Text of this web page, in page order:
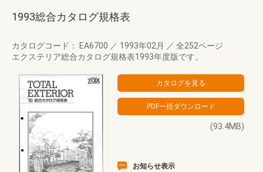
1993総合カタログ規格表
カタログコード： EA6700 ／ 1993年02月 ／ 全252ページ
エクステリア総合カタログ規格表1993年度版です。
(93.4MB)
お知らせ表示